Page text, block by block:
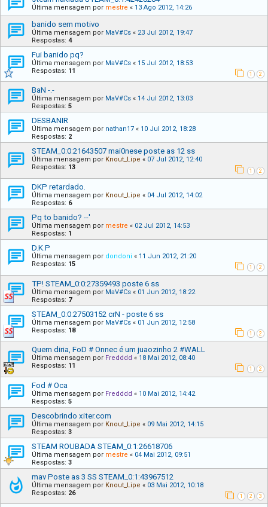
Última mensagem por mestre « 13 Ago 2012, 14:26
banido sem motivo
Última mensagem por MaV#Cs « 23 Jul 2012, 19:47
Respostas: 4
Fui banido pq?
Última mensagem por MaV#Cs « 15 Jul 2012, 18:53
Respostas: 11 1 2
BaN -.-
Última mensagem por MaV#Cs « 14 Jul 2012, 13:03
Respostas: 5
DESBANIR
Última mensagem por nathan17 « 10 Jul 2012, 18:28
Respostas: 2
STEAM_0:0:21643507 mai0nese poste as 12 ss
Última mensagem por Knout_Lipe « 07 Jul 2012, 12:40
Respostas: 13 1 2
DKP retardado.
Última mensagem por Knout_Lipe « 04 Jul 2012, 14:02
Respostas: 6
Pq to banido? --'
Última mensagem por mestre « 02 Jul 2012, 14:53
Respostas: 1
D.K.P
Última mensagem por dondoni « 11 Jun 2012, 21:20
Respostas: 15 1 2
TP! STEAM_0:0:27359493 poste 6 ss
Última mensagem por MaV#Cs « 01 Jun 2012, 18:22
Respostas: 7
STEAM_0:0:27503152 crN - poste 6 ss
Última mensagem por MaV#Cs « 01 Jun 2012, 12:58
Respostas: 18 1 2
Quem diria, FoD # Onnec é um juaozinho 2 #WALL
Última mensagem por Fredddd « 18 Mai 2012, 08:40
Respostas: 11 1 2
Fod # Oca
Última mensagem por Fredddd « 10 Mai 2012, 14:42
Respostas: 5
Descobrindo xiter.com
Última mensagem por Knout_Lipe « 09 Mai 2012, 14:15
Respostas: 3
STEAM ROUBADA STEAM_0:1:26618706
Última mensagem por mestre « 04 Mai 2012, 09:51
Respostas: 3
mav Poste as 3 SS STEAM_0:1:43967512
Última mensagem por Knout_Lipe « 03 Mai 2012, 10:18
Respostas: 26 1 2 3